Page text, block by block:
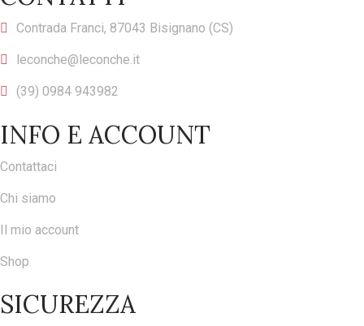
Contrada Franci, 87043 Bisignano (CS)
leconche@leconche.it
(39) 0984 943982
INFO E ACCOUNT
Contattaci
Chi siamo
Il mio account
Shop
SICUREZZA